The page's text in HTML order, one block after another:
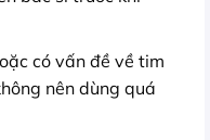
có vấn đề về tim
nên dùng quá